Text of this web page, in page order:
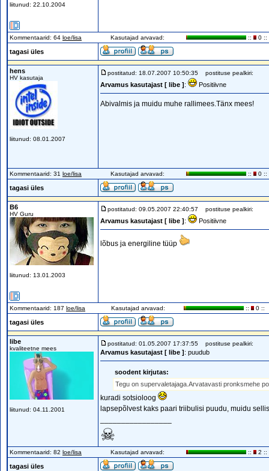
liitunud: 22.10.2004
Kommentaarid: 64 loe/lisa Kasutajad arvavad: :: 0 ::
tagasi üles
hens
HV kasutaja
liitunud: 08.01.2007
postitatud: 18.07.2007 10:50:35 postituse pealkiri:
Arvamus kasutajast [ libe ]: Positiivne
Abivalmis ja muidu muhe rallimees.Tänx mees!
Kommentaarid: 31 loe/lisa Kasutajad arvavad: :: 0 ::
tagasi üles
B6
HV Guru
liitunud: 13.01.2003
postitatud: 09.05.2007 22:40:57 postituse pealkiri:
Arvamus kasutajast [ libe ]: Positiivne
lõbus ja energiline tüüp
Kommentaarid: 187 loe/lisa Kasutajad arvavad: :: 0 ::
tagasi üles
libe
kvaliteetne mees
liitunud: 04.11.2001
postitatud: 01.05.2007 17:37:55 postituse pealkiri:
Arvamus kasutajast [ libe ]: puudub
soodent kirjutas:
Tegu on supervaletajaga.Arvatavasti pronksmehe
kuradi sotsioloog
lapsepõlvest kaks paari triibulisi puudu, muidu
☠
Kommentaarid: 82 loe/lisa Kasutajad arvavad: :: 2 ::
tagasi üles